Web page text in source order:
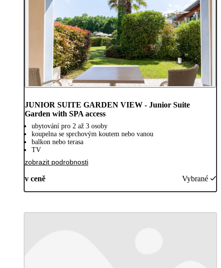
JUNIOR SUITE GARDEN VIEW - Junior Suite
Garden with SPA access
ubytování pro 2 až 3 osoby
koupelna se sprchovým koutem nebo vanou
balkon nebo terasa
TV
zobrazit podrobnosti
v ceně Vybrané